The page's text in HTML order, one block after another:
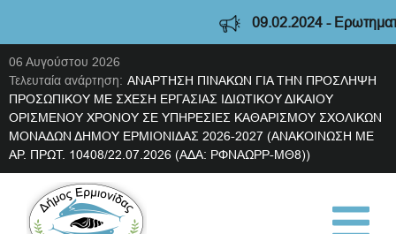
09.02.2024 -
06 Αυγούστου 2026
Τελευταία ανάρτηση: ΑΝΑΡΤΗΣΗ ΠΙΝΑΚΩΝ ΓΙΑ ΤΗΝ ΠΡΟΣΛΗΨΗ
ΠΡΟΣΩΠΙΚΟΥ ΜΕ ΣΧΕΣΗ ΕΡΓΑΣΙΑΣ ΙΔΙΩΤΙΚΟΥ ΔΙΚΑΙΟΥ
ΟΡΙΣΜΕΝΟΥ ΧΡΟΝΟΥ ΣΕ ΥΠΗΡΕΣΙΕΣ ΚΑΘΑΡΙΣΜΟΥ ΣΧΟΛΙΚΩΝ
ΜΟΝΑΔΩΝ ΔΗΜΟΥ ΕΡΜΙΟΝΙΔΑΣ 2026-2027 (ΑΝΑΚΟΙΝΩΣΗ ΜΕ
ΑΡ. ΠΡΩΤ. 10408/22.07.2026 (ΑΔΑ: ΡΦΝΑΩΡΡ-ΜΘ8))